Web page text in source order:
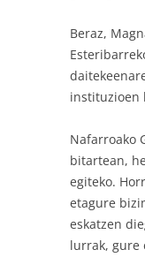
Beraz,
instituzioen
Nafarroako
bitartean,
egiteko.
etagure
eskatzen
lurrak, gure